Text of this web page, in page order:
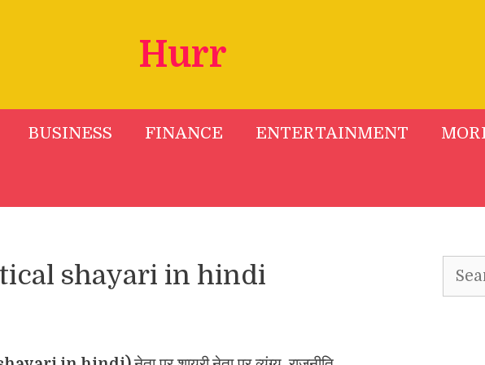
Hurr
BUSINESS FINANCE ENTERTAINMENT
shayari in hindi
for: